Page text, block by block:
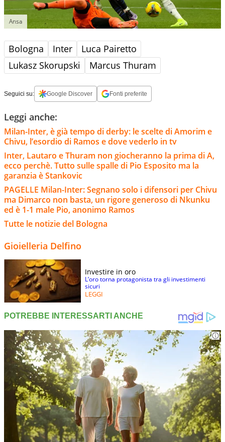
Ansa
Bologna Inter
Luca Pairetto
Lukasz Skorupski
Marcus Thuram
Seguici su: Google Discover Fonti preferite
Leggi anche:
Milan-Inter, è già tempo di derby: le scelte di Amorim e
Chivu, l’esordio di Ramos e dove vederlo in tv
Inter, Lautaro e Thuram non giocheranno la prima di A,
ecco perchè. Tutto sulle spalle di Pio Esposito ma la
garanzia è Stankovic
PAGELLE Milan-Inter: Segnano solo i difensori per Chivu
ma Dimarco non basta, un rigore generoso di Nkunku
ed è 1-1 male Pio, anonimo Ramos
Tutte le notizie del Bologna
Gioielleria Delfino
Investire in oro
L’oro torna protagonista tra gli investimenti
sicuri
LEGGI